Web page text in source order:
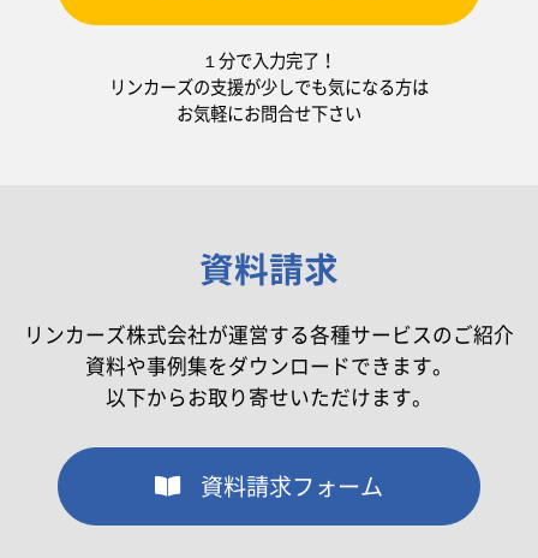
１分で入力完了！
リンカーズの支援が少しでも気になる方は
お気軽にお問合せ下さい
資料請求
リンカーズ株式会社が運営する各種サービスのご紹介
資料や事例集をダウンロードできます。
以下からお取り寄せいただけます。
資料請求フォーム